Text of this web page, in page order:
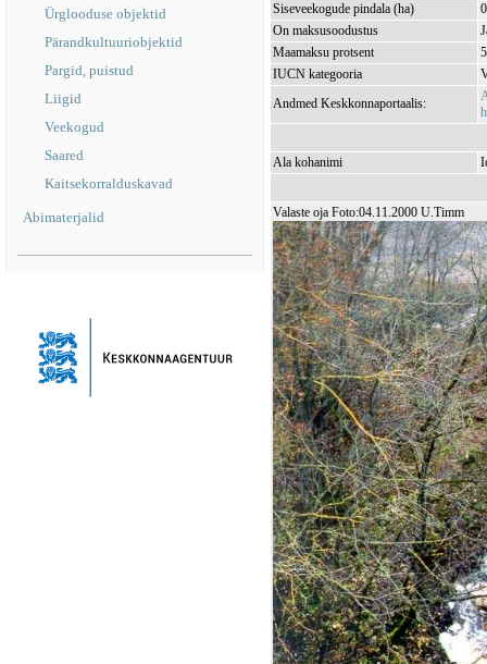
Ürglooduse objektid
Pärandkultuuriobjektid
Pargid, puistud
Liigid
Veekogud
Saared
Kaitsekorralduskavad
Abimaterjalid
Siseveekogude pindala (ha)
0
On maksusoodustus
Maamaksu protsent
IUCN kategooria
Andmed Keskkonnaportaalis:
Ala kohanimi
Valaste oja Foto:04.11.2000 U.Timm